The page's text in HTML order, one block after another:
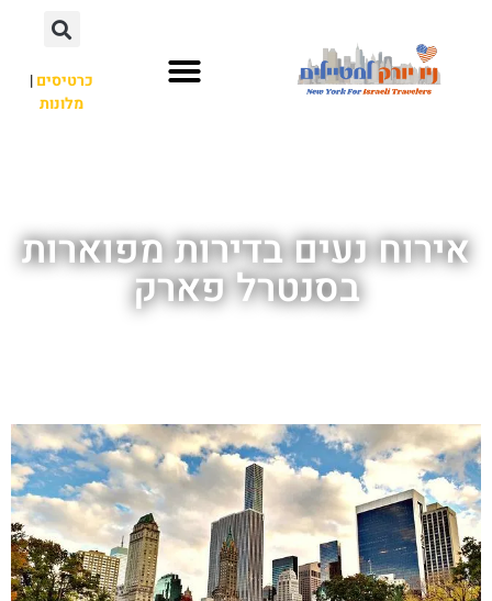
כרטיסים|
מלונות
אירוח נעים בדירות מפוארות
בסנטרל פארק